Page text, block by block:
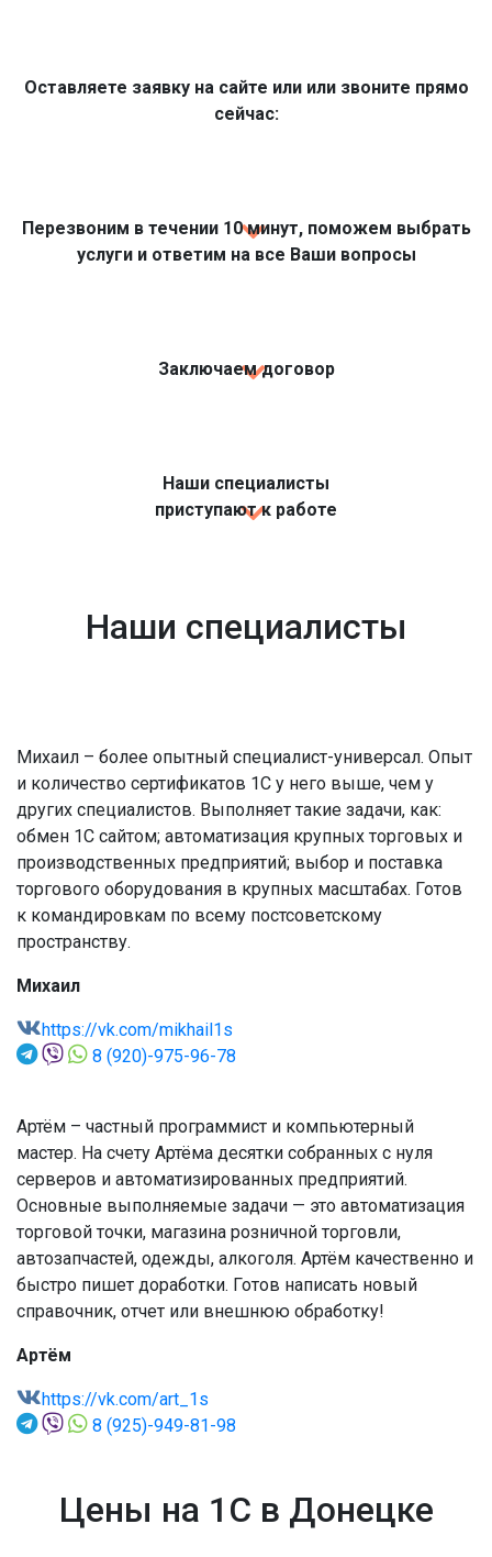
Оставляете заявку на сайте или или звоните прямо
сейчас:
Перезвоним в течении 10 минут, поможем выбрать
услуги и ответим на все Ваши вопросы
Заключаем договор
Наши специалисты
приступают к работе
Наши специалисты
Михаил – более опытный специалист-универсал. Опыт
и количество сертификатов 1С у него выше, чем у
других специалистов. Выполняет такие задачи, как:
обмен 1С сайтом; автоматизация крупных торговых и
производственных предприятий; выбор и поставка
торгового оборудования в крупных масштабах. Готов
к командировкам по всему постсоветскому
пространству.
Михаил
https://vk.com/mikhail1s
8 (920)-975-96-78
Артём – частный программист и компьютерный
мастер. На счету Артёма десятки собранных с нуля
серверов и автоматизированных предприятий.
Основные выполняемые задачи — это автоматизация
торговой точки, магазина розничной торговли,
автозапчастей, одежды, алкоголя. Артём качественно и
быстро пишет доработки. Готов написать новый
справочник, отчет или внешнюю обработку!
Артём
https://vk.com/art_1s
8 (925)-949-81-98
Цены на 1С в Донецке